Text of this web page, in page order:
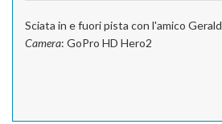
Sciata in e fuori pista con l'amico Gerald
Camera: GoPro HD Hero2